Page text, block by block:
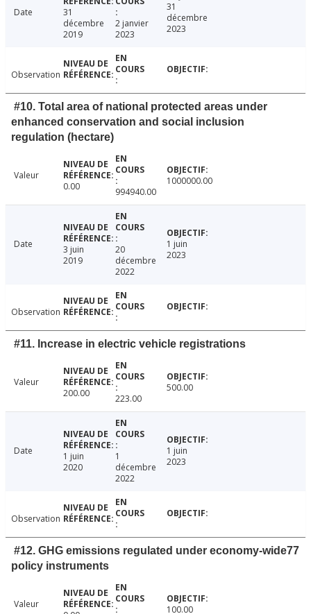
Date
31
décembre
2019
2 janvier
2023
31
décembre
2023
Observation
#10. Total area of national protected areas under
enhanced conservation and social inclusion
regulation (hectare)
Valeur
0.00
994940.00
1000000.00
Date
3 juin
2019
20
décembre
2022
1 juin
2023
Observation
#11. Increase in electric vehicle registrations
Valeur
200.00
223.00
500.00
Date
1 juin
2020
1
décembre
2022
1 juin
2023
Observation
#12. GHG emissions regulated under economy-wide77
policy instruments
Valeur
100.00